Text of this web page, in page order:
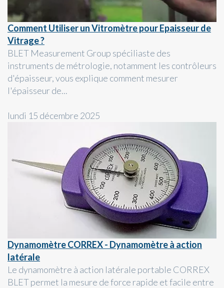
Comment Utiliser un Vitromètre pour Epaisseur de
Vitrage ?
BLET Measurement Group spéciliaste des
instruments de métrologie, notamment les contrôleurs
d'épaisseur, vous explique comment mesurer
l'épaisseur de...
lundi 15 décembre 2025
Dynamomètre CORREX - Dynamomètre à action
latérale
Le dynamomètre à action latérale portable CORREX
BLET permet la mesure de force rapide et facile entre